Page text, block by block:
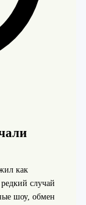
как
случай
шоу, обмен